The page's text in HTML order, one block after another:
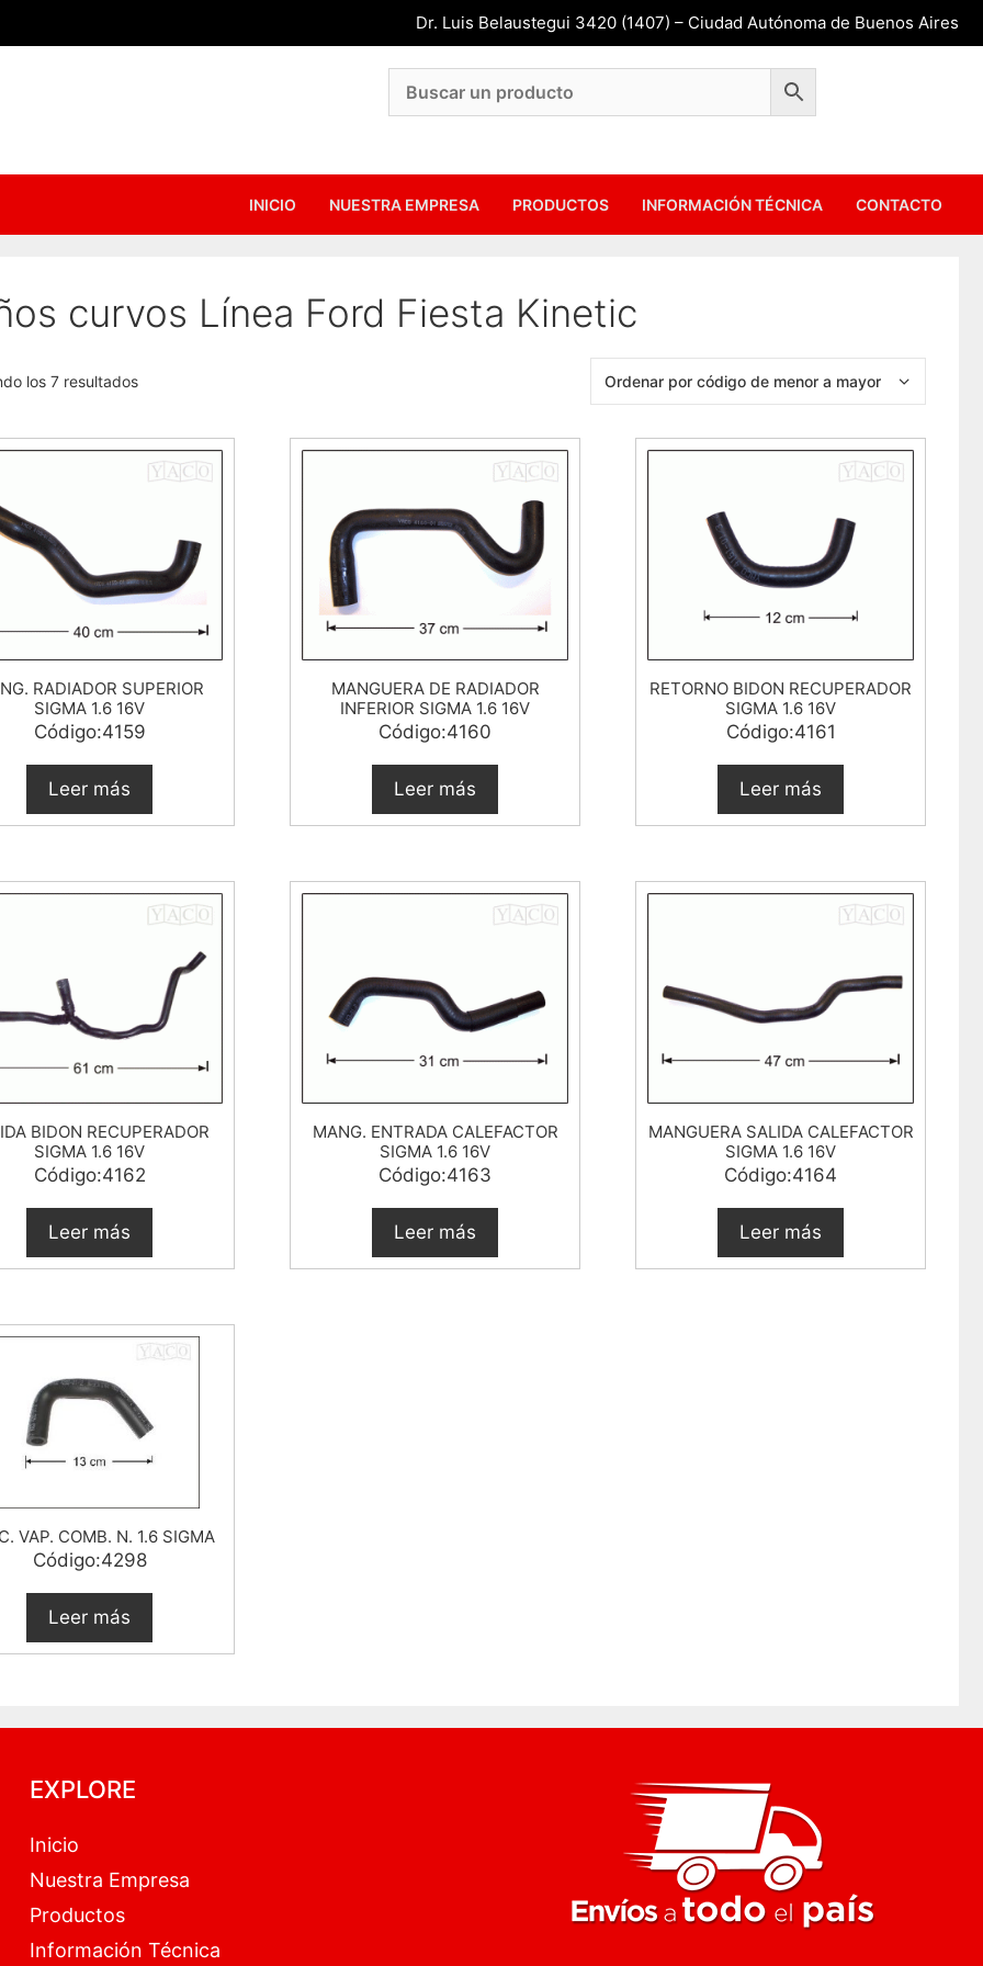
Dr. Luis Belaustegui 3420 (1407) – Ciudad Autónoma de Buenos Aires
INICIO NUESTRA EMPRESA PRODUCTOS INFORMACIÓN TÉCNICA CONTACTO
curvos Línea Ford Fiesta Kinetic
los 7 resultados
RADIADOR SUPERIOR
SIGMA 1.6 16V
Código:4159
Leer más
MANGUERA DE RADIADOR
INFERIOR SIGMA 1.6 16V
Código:4160
Leer más
RETORNO BIDON RECUPERADOR
SIGMA 1.6 16V
Código:4161
Leer más
BIDON RECUPERADOR
SIGMA 1.6 16V
Código:4162
Leer más
MANG. ENTRADA CALEFACTOR
SIGMA 1.6 16V
Código:4163
Leer más
MANGUERA SALIDA CALEFACTOR
SIGMA 1.6 16V
Código:4164
Leer más
VAP. COMB. N. 1.6 SIGMA
Código:4298
Leer más
EXPLORE
Inicio
Nuestra Empresa
Productos
Información Técnica